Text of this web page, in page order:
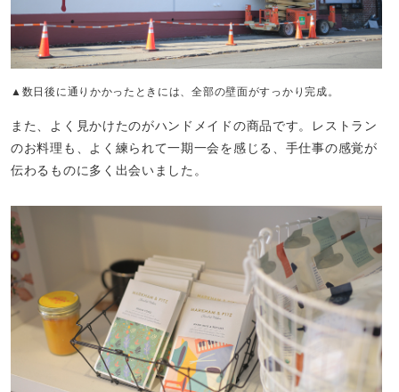
▲数日後に通りかかったときには、全部の壁面がすっかり完成。
また、よく見かけたのがハンドメイドの商品です。レストラン
のお料理も、よく練られて一期一会を感じる、手仕事の感覚が
伝わるものに多く出会いました。